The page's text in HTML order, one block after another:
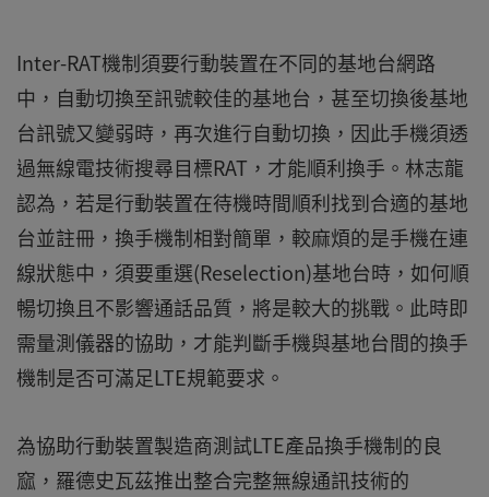
Inter-RAT機制須要行動裝置在不同的基地台網路
中，自動切換至訊號較佳的基地台，甚至切換後基地
台訊號又變弱時，再次進行自動切換，因此手機須透
過無線電技術搜尋目標RAT，才能順利換手。林志龍
認為，若是行動裝置在待機時間順利找到合適的基地
台並註冊，換手機制相對簡單，較麻煩的是手機在連
線狀態中，須要重選(Reselection)基地台時，如何順
暢切換且不影響通話品質，將是較大的挑戰。此時即
需量測儀器的協助，才能判斷手機與基地台間的換手
機制是否可滿足LTE規範要求。
為協助行動裝置製造商測試LTE產品換手機制的良
窳，羅德史瓦茲推出整合完整無線通訊技術的